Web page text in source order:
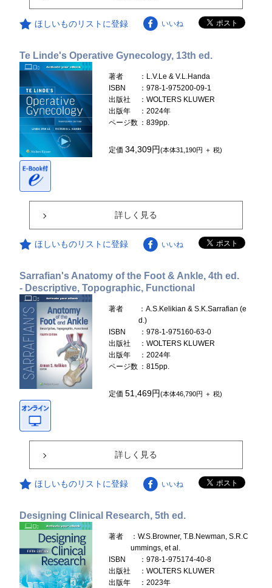
ほしいものリストに登録 いいね
Te Linde's Operative Gynecology, 13th ed.
著者
：L.V.Le & V.L.Handa
ISBN
：978-1-975200-09-1
出版社
：WOLTERS KLUWER
出版年
：2024年
ページ数 ：839pp.
定価34,309円(本体31,190円 ＋ 税)
詳しく見る
ほしいものリストに登録 いいね
Sarrafian's Anatomy of the Foot & Ankle, 4th ed.
- Descriptive, Topographic, Functional
著者
：A.S.Kelikian & S.K.Sarrafian (e
d.)
ISBN
：978-1-975160-63-0
出版社
：WOLTERS KLUWER
出版年
：2024年
ページ数 ：815pp.
定価51,469円(本体46,790円 ＋ 税)
詳しく見る
ほしいものリストに登録 いいね
Designing Clinical Research, 5th ed.
著者
：W.S.Browner, T.B.Newman, S.R.C
ummings, et al.
ISBN
：978-1-975174-40-8
出版社
：WOLTERS KLUWER
出版年
：2023年